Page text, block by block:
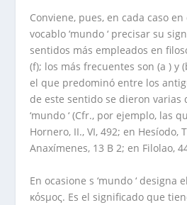
Conviene, pues, en cada caso
vocablo ‘mundo ‘ precisar su
sentidos más empleados en
(f); los más frecuentes son (a ) y
el que predominó entre los
de este sentido se dieron varias
‘mundo ‘ (Cfr., por ejemplo, las
Hornero, II., VI, 492; en Hesíodo,
Anaxímenes, 13 B 2; en Filolao,
En ocasione s ‘mundo ‘ designa
κόsµος. Es el significado que